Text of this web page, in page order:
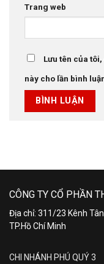
Trang web
Lưu tên của
này cho lần bình
CÔNG TY CỔ PHẦN
Địa chỉ: 311/23 Kênh
TP.Hồ Chí Minh
CHI NHÁNH PHÚ QUÝ 3